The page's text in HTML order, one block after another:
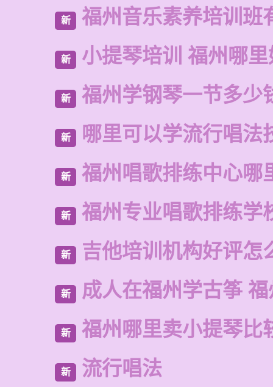
新 福州音乐素养培训班
新 小提琴培训 福州哪
新 福州学钢琴一节多少
新 哪里可以学流行唱法
新 福州唱歌排练中心哪
新 福州专业唱歌排练学
新 吉他培训机构好评怎
新 成人在福州学古筝
新 福州哪里卖小提琴比
新 流行唱法